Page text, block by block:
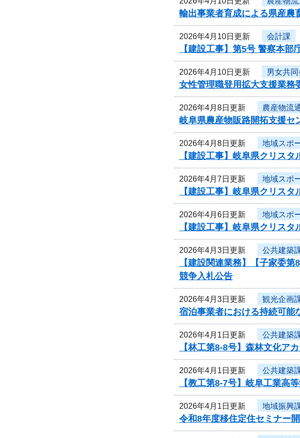
輸出事業者育成による県産農
2026年4月10日更新 会計課
【建設工事】第5号 警察本
2026年4月10日更新 男女共
女性管理職登用拡大支援業務
2026年4月8日更新 農産物流
岐阜県農産物販路開拓支援セ
2026年4月8日更新 地域スポ
【建設工事】岐阜県クリス
2026年4月7日更新 地域スポ
【建設工事】岐阜県クリス
2026年4月6日更新 地域スポ
【建設工事】岐阜県クリス
2026年4月3日更新 公共建築
【建設関連業務】【子家委
競争入札公告
2026年4月3日更新 観光企画
宿泊事業者における持続可能
2026年4月1日更新 公共建築
【林工第8-8号】森林文化ア
2026年4月1日更新 公共建築
【教工第8-7号】岐阜工業高
2026年4月1日更新 地域振興
令和8年度移住定住セミナー